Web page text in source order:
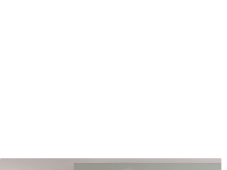
Tipărit la comandă și livrat
Se poate curăța ușor cu